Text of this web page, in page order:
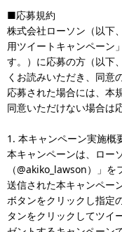
■​応募規約
株式会社ローソン（以下
用ツイートキャンペーン
す。）に応募の方（以下
くお読みいただき、同意
応募された場合には、本
同意いただけない場合は
1. 本キャンペーン実施概
本キャンペーンは、ロー
（@akiko_lawson）」
送信された本キャンペー
ボタンをクリックし指定
タンをクリックしてツイ